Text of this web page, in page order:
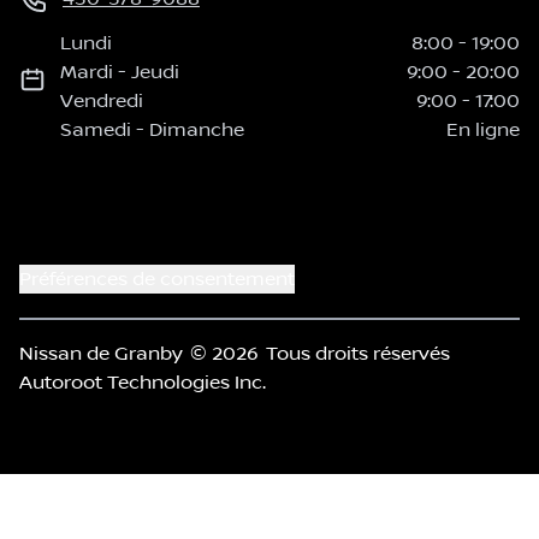
Lundi 8:00 - 19:00
Mardi -Jeudi 9:00 - 20:00
Vendredi
9:00 - 17:00
Samedi - Dimanche En ligne
Nissan de Granby © 2026 Tous droits réservés
Autoroot Technologies Inc.